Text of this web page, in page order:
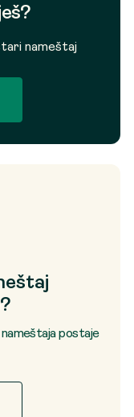
nameštaj
postaje